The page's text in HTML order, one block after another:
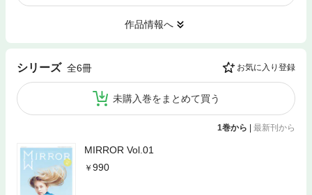
作品情報へ
シリーズ 全6冊 お気に入り登録
未購入巻をまとめて買う
1巻から | 最新刊から
MIRROR Vol.01
990